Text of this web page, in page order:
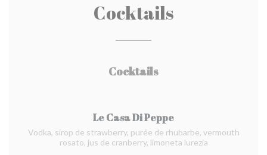
Cocktails
Cocktails
Le Casa Di Peppe
Vodka, sirop de strawberry, purée de rhubarbe, vermouth
rosato, jus de cranberry, limoneta lurezia